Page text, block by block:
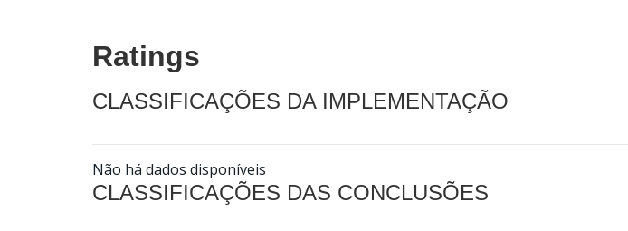
Ratings
CLASSIFICAÇÕES DA IMPLEMENTAÇÃO
Não há dados disponíveis
CLASSIFICAÇÕES DAS CONCLUSÕES